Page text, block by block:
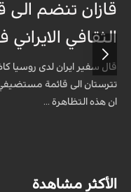
قازان تنضم
الثقافي
قال سفير ايران لدى روسيا
تترستان الى قائمة مستضيفي
ان هذه التظاهرة ...
الأكثر مشاهدة